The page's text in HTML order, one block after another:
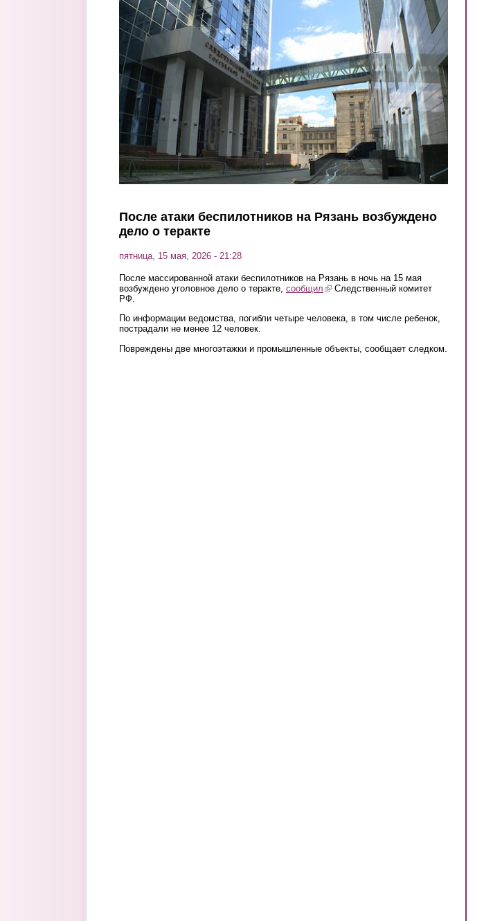
Перейти к основному содержанию
После атаки беспилотников на Рязань возбуждено
дело о теракте
пятница, 15 мая, 2026 - 21:28
После массированной атаки беспилотников на Рязань в ночь на 15 мая
возбуждено уголовное дело о теракте, сообщил (link is external)
Следственный комитет
РФ.
По информации ведомства, погибли четыре человека, в том числе ребенок,
пострадали не менее 12 человек.
Повреждены две многоэтажки и промышленные объекты, сообщает следком.